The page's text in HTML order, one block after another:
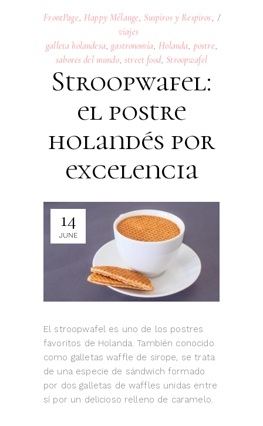
FrontPage, Happy Mélange,Suspiros y Respiros,
viajes
galleta holandesa, gastronomía, Holanda, postre,
sabores del mundo,street food,Stroopwafel
Stroopwafel:
el postre
holandés por
excelencia
14
JUNE
El stroopwafel es uno de los postres
favoritos de Holanda. También conocido
como galletas waffle de sirope, se trata
de una especie de sándwich formado
por dos galletas de waffles unidas entre
sí por un delicioso relleno de caramelo.